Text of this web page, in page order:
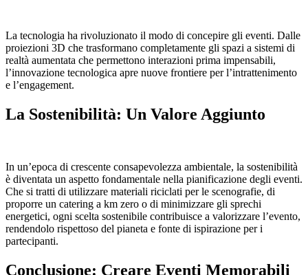
La tecnologia ha rivoluzionato il modo di concepire gli eventi. Dalle
proiezioni 3D che trasformano completamente gli spazi a sistemi di
realtà aumentata che permettono interazioni prima impensabili,
l’innovazione tecnologica apre nuove frontiere per l’intrattenimento
e l’engagement.
La Sostenibilità: Un Valore Aggiunto
In un’epoca di crescente consapevolezza ambientale, la sostenibilità
è diventata un aspetto fondamentale nella pianificazione degli eventi.
Che si tratti di utilizzare materiali riciclati per le scenografie, di
proporre un catering a km zero o di minimizzare gli sprechi
energetici, ogni scelta sostenibile contribuisce a valorizzare l’evento,
rendendolo rispettoso del pianeta e fonte di ispirazione per i
partecipanti.
Conclusione: Creare Eventi Memorabili